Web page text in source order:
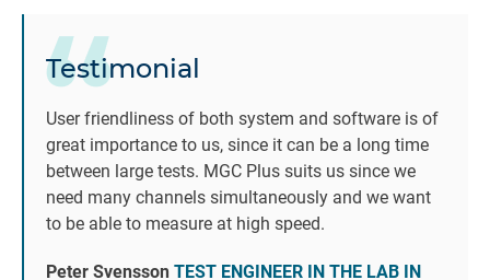
Testimonial
User friendliness of both system and software is of
great importance to us, since it can be a long time
between large tests. MGC Plus suits us since we
need many channels simultaneously and we want
to be able to measure at high speed.
Peter Svensson TEST ENGINEER IN THE LAB IN